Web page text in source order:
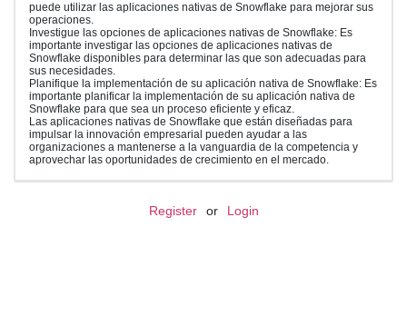
puede utilizar las aplicaciones nativas de Snowflake para mejorar sus
operaciones.
Investigue las opciones de aplicaciones nativas de Snowflake: Es
importante investigar las opciones de aplicaciones nativas de
Snowflake disponibles para determinar las que son adecuadas para
sus necesidades.
Planifique la implementación de su aplicación nativa de Snowflake: Es
importante planificar la implementación de su aplicación nativa de
Snowflake para que sea un proceso eficiente y eficaz.
Las aplicaciones nativas de Snowflake que están diseñadas para
impulsar la innovación empresarial pueden ayudar a las
organizaciones a mantenerse a la vanguardia de la competencia y
aprovechar las oportunidades de crecimiento en el mercado.
Register or Login